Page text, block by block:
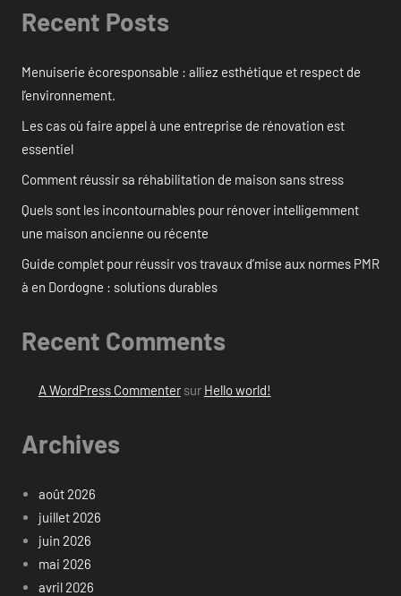
Recent Posts
Menuiserie écoresponsable : alliez esthétique et respect de
l’environnement.
Les cas où faire appel à une entreprise de rénovation est
essentiel
Comment réussir sa réhabilitation de maison sans stress
Quels sont les incontournables pour rénover intelligemment
une maison ancienne ou récente
Guide complet pour réussir vos travaux d’mise aux normes PMR
à en Dordogne : solutions durables
Recent Comments
A WordPress Commentersur Hello world!
Archives
août 2026
juillet 2026
juin 2026
mai 2026
avril 2026